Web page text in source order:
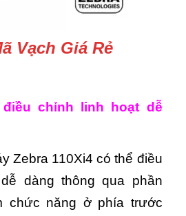
Vạch Giá Rẻ
chỉnh linh hoạt dễ
Zebra 110Xi4 có thể điều
dàng thông qua phần
chức năng ở phía trước